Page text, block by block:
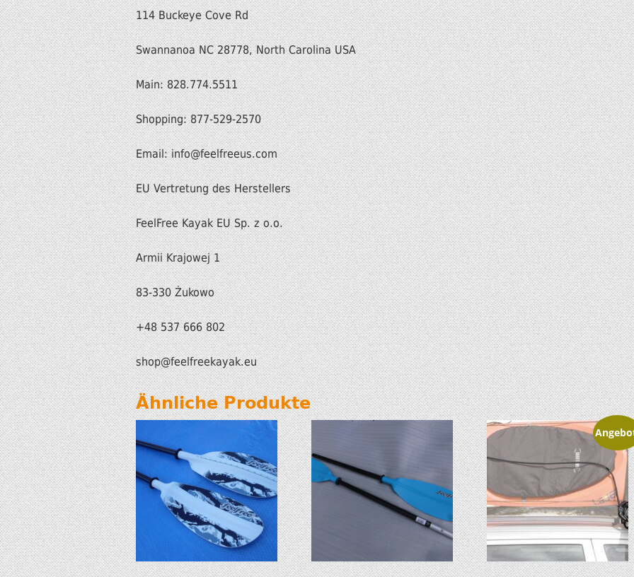
114 Buckeye Cove Rd
Swannanoa NC 28778, North Carolina USA
Main: 828.774.5511
Shopping: 877-529-2570
Email: info@feelfreeus.com
EU Vertretung des Herstellers
FeelFree Kayak EU Sp. z o.o.
Armii Krajowej 1
83-330 Żukowo
+48 537 666 802
shop@feelfreekayak.eu
Ähnliche Produkte